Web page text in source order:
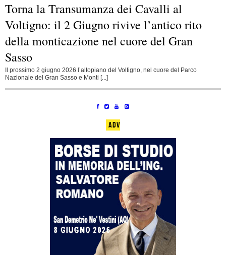
Torna la Transumanza dei Cavalli al
Voltigno: il 2 Giugno rivive l’antico rito
della monticazione nel cuore del Gran
Sasso
Il prossimo 2 giugno 2026 l’altopiano del Voltigno, nel cuore del Parco
Nazionale del Gran Sasso e Monti [...]
ADV